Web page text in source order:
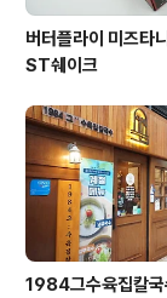
버터플라이 미즈타
ST쉐이크
1984그수육집칼국